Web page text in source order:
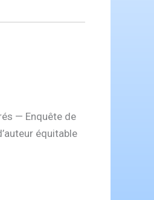
— Enquête de
équitable